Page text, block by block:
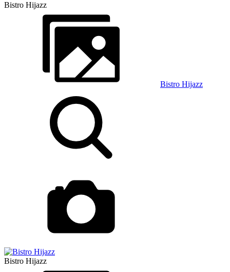
Bistro Hijazz
Bistro Hijazz
Bistro Hijazz